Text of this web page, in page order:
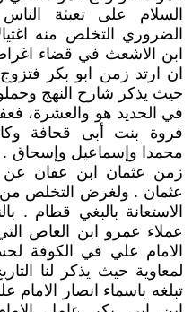
السلام على تعبئة
الضروري التخلص منه
ابن الاشعث في قضاء
ان ارتد زمن ابو بكر
حيث يذكر شارح النهج
في الحديد هو والعشرة،
فروة بنت أبى قحافة
محمدا وإسماعيل وإسحاق .
زمن عثمان ابن عفان عن
عثمان . ولغرض التخلص من
الاستعانة بالبغي قطام .
عملاء عمرو ابن العاص
الامام علي في الكوفة
لمعاوية حيث يذكر لنا
تبلغه باسماء انصار